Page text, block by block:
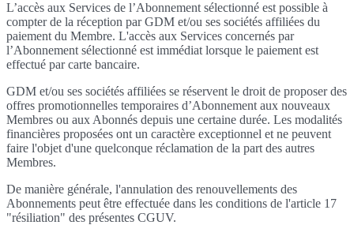
L’accès aux Services de l’Abonnement sélectionné est possible à
compter de la réception par GDM et/ou ses sociétés affiliées du
paiement du Membre. L'accès aux Services concernés par
l’Abonnement sélectionné est immédiat lorsque le paiement est
effectué par carte bancaire.
GDM et/ou ses sociétés affiliées se réservent le droit de proposer des
offres promotionnelles temporaires d’Abonnement aux nouveaux
Membres ou aux Abonnés depuis une certaine durée. Les modalités
financières proposées ont un caractère exceptionnel et ne peuvent
faire l'objet d'une quelconque réclamation de la part des autres
Membres.
De manière générale, l'annulation des renouvellements des
Abonnements peut être effectuée dans les conditions de l'article 17
"résiliation" des présentes CGUV.